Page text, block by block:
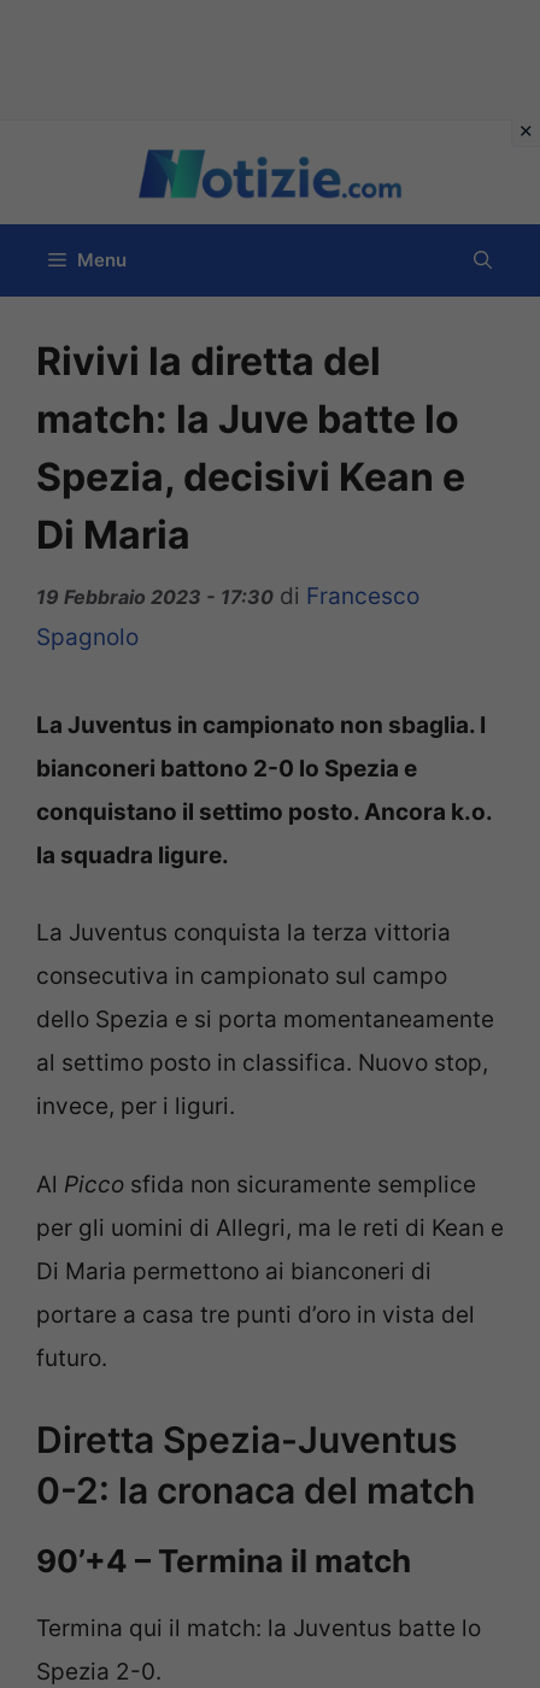
contenuto
Menu
Rivivi la diretta del
match: la Juve batte lo
Spezia, decisivi Kean e
Di Maria
19 Febbraio 2023 - 17:30 di Francesco
Spagnolo
La Juventus in campionato non sbaglia. I
bianconeri battono 2-0 lo Spezia e
conquistano il settimo posto. Ancora k.o.
la squadra ligure.
La Juventus conquista la terza vittoria
consecutiva in campionato sul campo
dello Spezia e si porta momentaneamente
al settimo posto in classifica. Nuovo stop,
invece, per i liguri.
Al Picco sfida non sicuramente semplice
per gli uomini di Allegri, ma le reti di Kean e
Di Maria permettono ai bianconeri di
portare a casa tre punti d’oro in vista del
futuro.
Diretta Spezia-Juventus
0-2: la cronaca del match
90’+4 – Termina il match
Termina qui il match: la Juventus batte lo
Spezia 2-0.